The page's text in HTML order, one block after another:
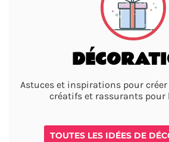
Astuces et inspirations pour créer
créatifs et rassurants pour
TOUTES LES IDÉES DE